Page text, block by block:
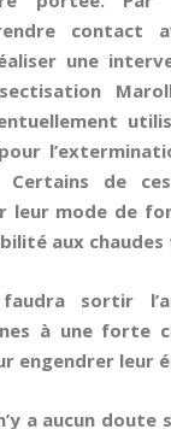
contact
une
Certains de
leur mode de
aux
sortir
à une forte
engendrer leur
a aucun doute